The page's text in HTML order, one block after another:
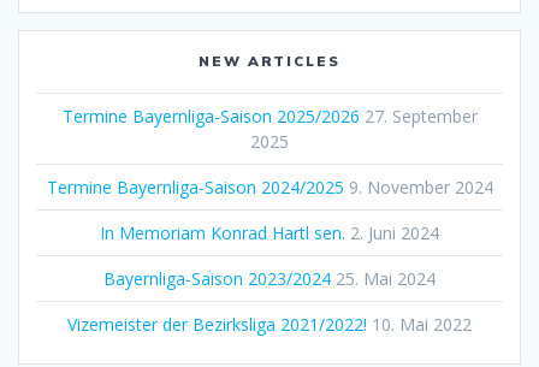
NEW ARTICLES
Termine Bayernliga-Saison 2025/2026 27. September
2025
Termine Bayernliga-Saison 2024/2025 9. November 2024
In Memoriam Konrad Hartl sen. 2. Juni 2024
Bayernliga-Saison 2023/2024 25. Mai 2024
Vizemeister der Bezirksliga 2021/2022! 10. Mai 2022